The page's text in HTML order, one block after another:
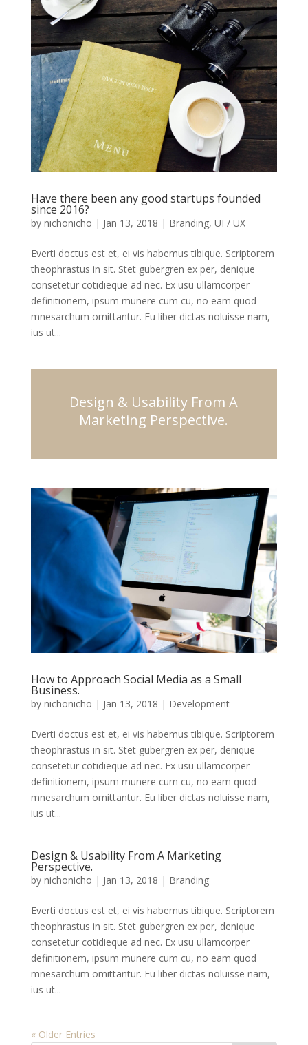
Have there been any good startups founded
since 2016?
by nichonicho | Jan 13, 2018 | Branding, UI / UX
Everti doctus est et, ei vis habemus tibique. Scriptorem
theophrastus in sit. Stet gubergren ex per, denique
consetetur cotidieque ad nec. Ex usu ullamcorper
definitionem, ipsum munere cum cu, no eam quod
mnesarchum omittantur. Eu liber dictas noluisse nam,
ius ut...
Design & Usability From A
Marketing Perspective.
How to Approach Social Media as a Small
Business.
by nichonicho | Jan 13, 2018 | Development
Everti doctus est et, ei vis habemus tibique. Scriptorem
theophrastus in sit. Stet gubergren ex per, denique
consetetur cotidieque ad nec. Ex usu ullamcorper
definitionem, ipsum munere cum cu, no eam quod
mnesarchum omittantur. Eu liber dictas noluisse nam,
ius ut...
Design & Usability From A Marketing
Perspective.
by nichonicho | Jan 13, 2018 | Branding
Everti doctus est et, ei vis habemus tibique. Scriptorem
theophrastus in sit. Stet gubergren ex per, denique
consetetur cotidieque ad nec. Ex usu ullamcorper
definitionem, ipsum munere cum cu, no eam quod
mnesarchum omittantur. Eu liber dictas noluisse nam,
ius ut...
« Older Entries